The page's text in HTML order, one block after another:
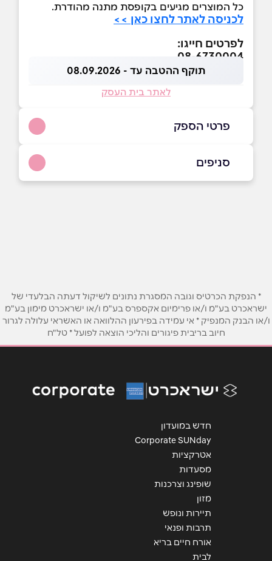
כל המוצרים מגיעים בקופסת מתנה מהודרת.
לכניסה לאתר לחצו כאן >>
לפרטים חייגו:
08-6730004
תוקף ההטבה עד - 08.09.2026
לאתר בית העסק
פרטי הספק
באתר בפייסבוק
אימייל*
אנא חזרו אלי בקשר ל...
סניפים
* הנפקת הכרטיס וגובה המסגרת נתונים לשיקול דעתה הבלעדי של
ישראכרט בע"מ ו/או פרימיום אקספרס בע"מ ו/או ישראכרט מימון בע"מ
ו/או הבנק המנפיק * אי עמידה בפירעון ההלוואה או האשראי עלולה לגרור
חיוב בריבית פיגורים והליכי הוצאה לפועל * טל"ח
חדש במועדון
Corporate SUNday
אטרקציות
מסעדות
שופינג וצרכנות
מזון
תיירות ונופש
תרבות ופנאי
אורח חיים בריא
לבית